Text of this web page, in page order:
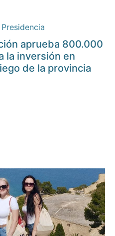
Presidencia
aprueba 800.000
la inversión en
de la provincia